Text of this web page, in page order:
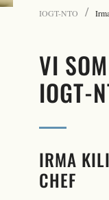
IOGT-NTO /
VI
IOGT-
IRMA
CHEF